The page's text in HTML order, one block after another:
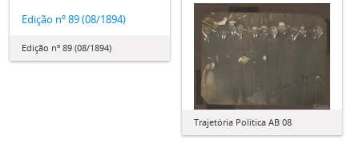
Edição nº 89 (08/1894)
Edição nº 89 (08/1894)
Trajetória Política AB 08